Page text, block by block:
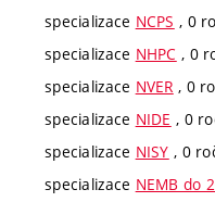
specializace NCPS , 0
specializace NHPC , 0
specializace NVER , 0
specializace NIDE , 0
specializace NISY , 0
specializace NEMB do